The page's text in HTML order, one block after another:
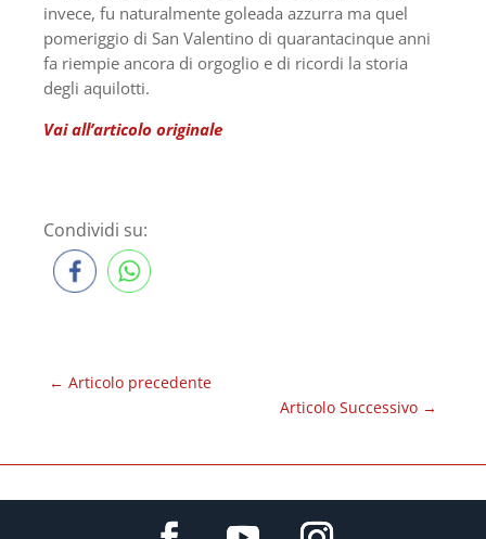
invece, fu naturalmente goleada azzurra ma quel
pomeriggio di San Valentino di quarantacinque anni
fa riempie ancora di orgoglio e di ricordi la storia
degli aquilotti.
Vai all’articolo originale
Condividi su:
← Articolo precedente
Articolo Successivo →